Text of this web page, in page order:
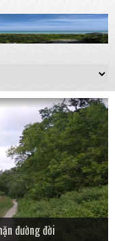
đường đời